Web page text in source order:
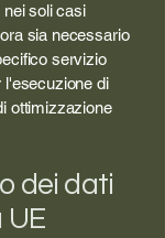
nei soli casi
sia necessario
servizio
l'esecuzione di
ottimizzazione
dei dati
UE